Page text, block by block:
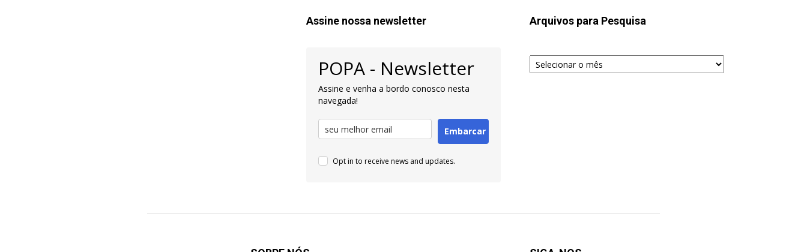
Assine nossa newsletter
POPA - Newsletter
Assine e venha a bordo conosco nesta
navegada!
Embarcar
Opt in to receive news and updates.
Arquivos para Pesquisa
Arquivos
para